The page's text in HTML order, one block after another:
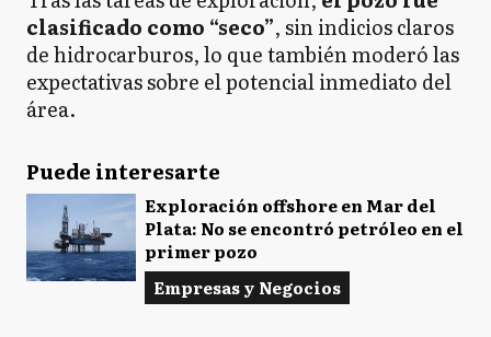
clasificado como “seco”, sin indicios claros
de hidrocarburos, lo que también moderó las
expectativas sobre el potencial inmediato del
área.
Puede interesarte
Exploración offshore en Mar del
Plata: No se encontró petróleo en el
primer pozo
Empresas y Negocios